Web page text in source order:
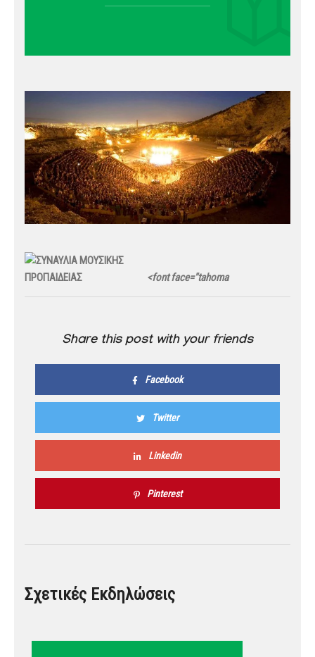
<font face="tahoma
Share this post with your friends
Facebook
Twitter
Linkedin
Pinterest
Σχετικές Εκδηλώσεις